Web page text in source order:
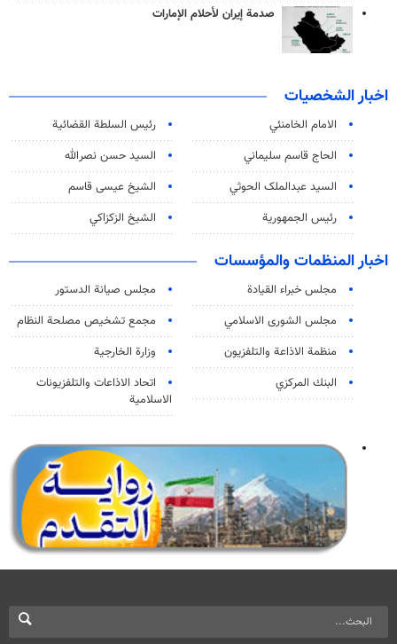
صدمة إيران لأحلام الإمارات
اخبار الشخصيات
الامام الخامنئي
رئیس السلطة القضائیة
الحاج قاسم سليماني
السيد حسن نصرالله
السید عبدالملک الحوثي
الشيخ عيسى قاسم
رئيس الجمهورية
الشيخ الزكزاكي
اخبار المنظمات والمؤسسات
مجلس خبراء القيادة
مجلس صيانة الدستور
مجلس الشورى الاسلامي
مجمع تشخيص مصلحة النظام
منظمة الاذاعة والتلفزیون
وزارة الخارجية
البنك المركزي
اتحاد الاذاعات والتلفزيونات
الاسلامية